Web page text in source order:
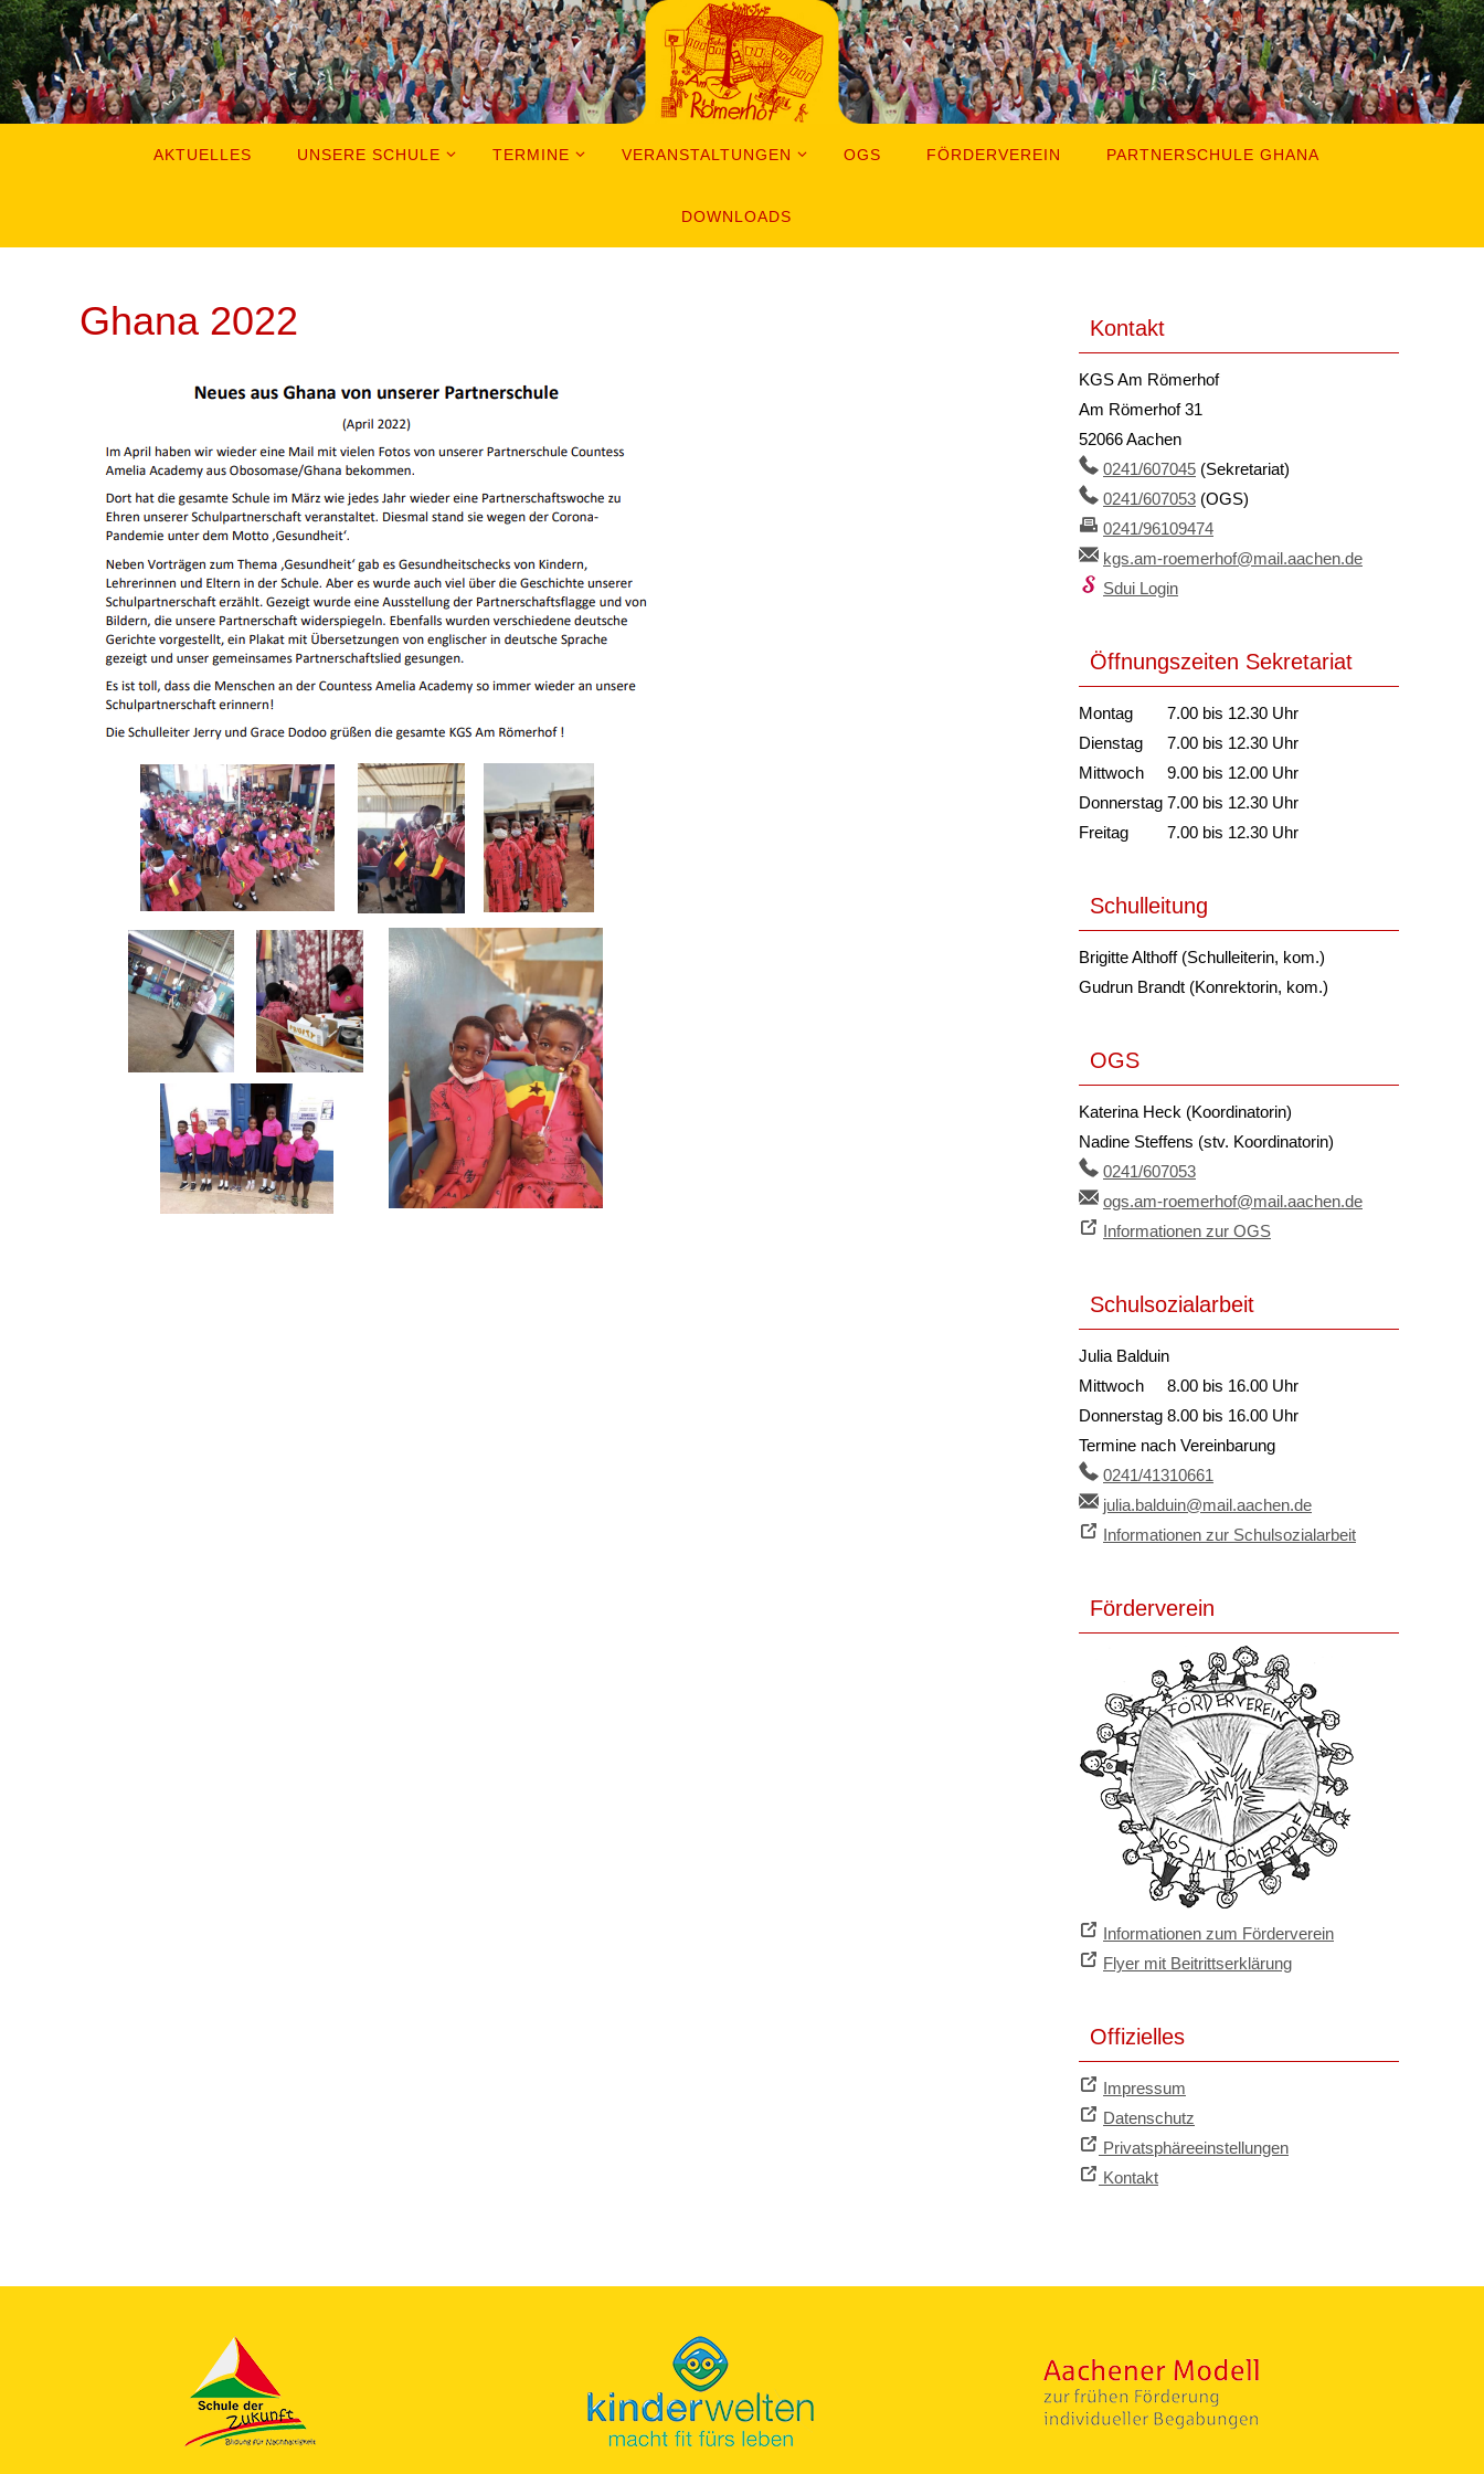
Zum
Inhalt
springen
AKTUELLES UNSERE SCHULE TERMINE VERANSTALTUNGEN OGS FÖRDERVEREIN PARTNERSCHULE GHANA
DOWNLOADS
Ghana 2022 Kontakt
KGS Am Römerhof
Am Römerhof 31
52066 Aachen
0241/607045 (Sekretariat)
0241/607053 (OGS)
0241/96109474
kgs.am-roemerhof@mail.aachen.de
Sdui Login
Öffnungszeiten Sekretariat
Montag
7.00 bis 12.30 Uhr
Dienstag
7.00 bis 12.30 Uhr
Mittwoch
9.00 bis 12.00 Uhr
Donnerstag 7.00 bis 12.30 Uhr
Freitag
7.00 bis 12.30 Uhr
Schulleitung
Brigitte Althoff (Schulleiterin, kom.)
Gudrun Brandt (Konrektorin, kom.)
OGS
Katerina Heck (Koordinatorin)
Nadine Steffens (stv. Koordinatorin)
0241/607053
ogs.am-roemerhof@mail.aachen.de
Informationen zur OGS
Schulsozialarbeit
Julia Balduin
Mittwoch
8.00 bis 16.00 Uhr
Donnerstag 8.00 bis 16.00 Uhr
Termine nach Vereinbarung
0241/41310661
julia.balduin@mail.aachen.de
Informationen zur Schulsozialarbeit
Förderverein
Informationen zum Förderverein
Flyer mit Beitrittserklärung
Offizielles
Impressum
Datenschutz
Privatsphäreeinstellungen
Kontakt